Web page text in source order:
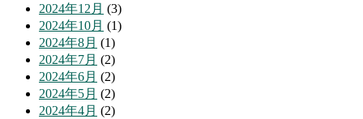
2024年12月 (3)
2024年10月 (1)
2024年8月 (1)
2024年7月 (2)
2024年6月 (2)
2024年5月 (2)
2024年4月 (2)